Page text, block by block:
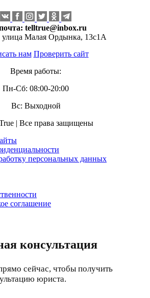
telltrue@inbox.ru
улица Малая Ордынка, 13с1А
нам Проверить сайт
Время работы:
Пн-Сб: 08:00-20:00
Вс: Выходной
| Все права защищены
персональных данных
соглашение
консультация
сейчас, чтобы получить
юриста.